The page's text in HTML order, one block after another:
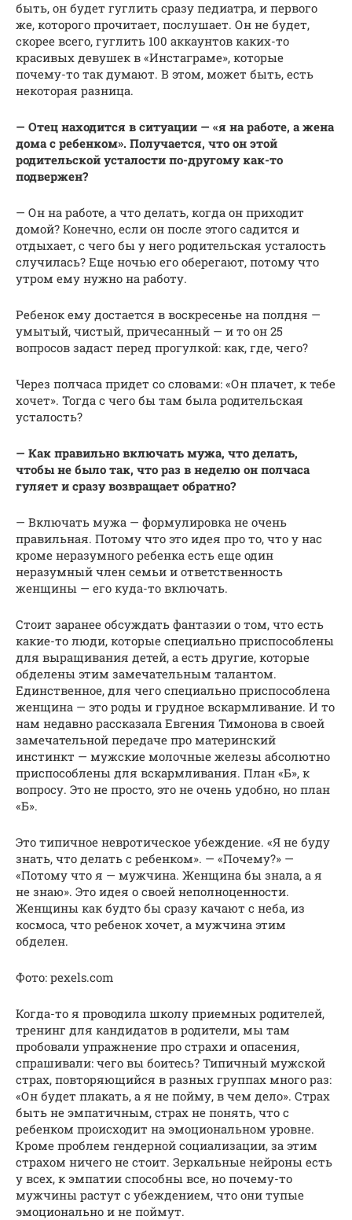
быть, он будет гуглить сразу педиатра, и первого
же, которого прочитает, послушает. Он не будет,
скорее всего, гуглить 100 аккаунтов каких-то
красивых девушек в «Инстаграме», которые
почему-то так думают. В этом, может быть, есть
некоторая разница.
— Отец находится в ситуации — «я на работе, а жена
дома с ребенком». Получается, что он этой
родительской усталости по-другому как-то
подвержен?
— Он на работе, а что делать, когда он приходит
домой? Конечно, если он после этого садится и
отдыхает, с чего бы у него родительская усталость
случилась? Еще ночью его оберегают, потому что
утром ему нужно на работу.
Ребенок ему достается в воскресенье на полдня —
умытый, чистый, причесанный — и то он 25
вопросов задаст перед прогулкой: как, где, чего?
Через полчаса придет со словами: «Он плачет, к тебе
хочет». Тогда с чего бы там была родительская
усталость?
— Как правильно включать мужа, что делать,
чтобы не было так, что раз в неделю он полчаса
гуляет и сразу возвращает обратно?
— Включать мужа — формулировка не очень
правильная. Потому что это идея про то, что у нас
кроме неразумного ребенка есть еще один
неразумный член семьи и ответственность
женщины — его куда-то включать.
Стоит заранее обсуждать фантазии о том, что есть
какие-то люди, которые специально приспособлены
для выращивания детей, а есть другие, которые
обделены этим замечательным талантом.
Единственное, для чего специально приспособлена
женщина — это роды и грудное вскармливание. И то
нам недавно рассказала Евгения Тимонова в своей
замечательной передаче про материнский
инстинкт — мужские молочные железы абсолютно
приспособлены для вскармливания. План «Б», к
вопросу. Это не просто, это не очень удобно, но план
«Б».
Это типичное невротическое убеждение. «Я не буду
знать, что делать с ребенком». — «Почему?» —
«Потому что я — мужчина. Женщина бы знала, а я
не знаю». Это идея о своей неполноценности.
Женщины как будто бы сразу качают с неба, из
космоса, что ребенок хочет, а мужчина этим
обделен.
Фото: pexels.com
Когда-то я проводила школу приемных родителей,
тренинг для кандидатов в родители, мы там
пробовали упражнение про страхи и опасения,
спрашивали: чего вы боитесь? Типичный мужской
страх, повторяющийся в разных группах много раз:
«Он будет плакать, а я не пойму, в чем дело». Страх
быть не эмпатичным, страх не понять, что с
ребенком происходит на эмоциональном уровне.
Кроме проблем гендерной социализации, за этим
страхом ничего не стоит. Зеркальные нейроны есть
у всех, к эмпатии способны все, но почему-то
мужчины растут с убеждением, что они тупые
эмоционально и не поймут.